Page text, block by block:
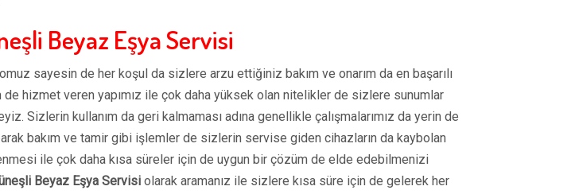
Beyaz Eşya Servisi
sayesin de her koşul da sizlere arzu ettiğiniz bakım ve onarım da en başarılı
hizmet veren yapımız ile çok daha yüksek olan nitelikler de sizlere sunumlar
Sizlerin kullanım da geri kalmaması adına genellikle çalışmalarımız da yerin de
bakım ve tamir gibi işlemler de sizlerin servise giden cihazların da kaybolan
ile çok daha kısa süreler için de uygun bir çözüm de elde edebilmenizi
Beyaz Eşya Servisi olarak aramanız ile sizlere kısa süre için de gelerek her